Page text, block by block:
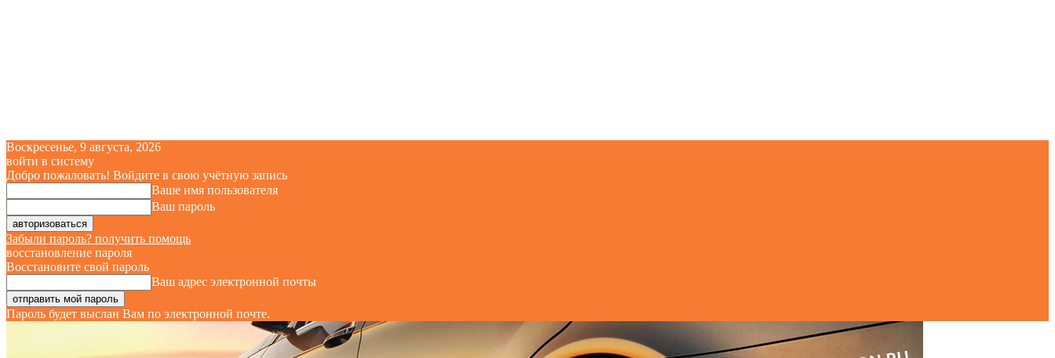
Воскресенье, 9 августа, 2026
войти в систему
Добро пожаловать! Войдите в свою учётную запись
Ваше имя пользователя
Ваш пароль
Забыли пароль? получить помощь
восстановление пароля
Восстановите свой пароль
Ваш адрес электронной почты
Пароль будет выслан Вам по электронной почте.